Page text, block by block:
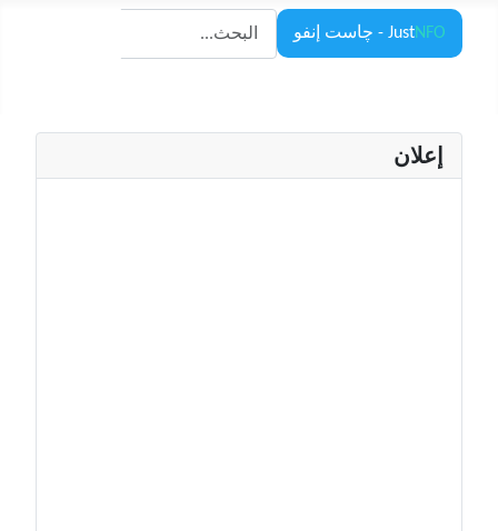
JustNFO - چاست إنفو
البحث
إعلان